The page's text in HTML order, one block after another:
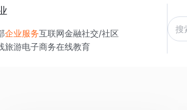
企业服务互联网金融社交/社区
旅游电子商务在线教育